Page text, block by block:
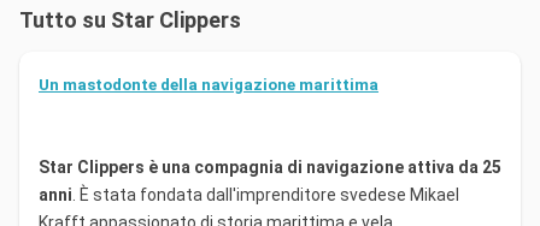
Tutto su Star Clippers
Un mastodonte della navigazione marittima
Star Clippers è una compagnia di navigazione attiva da 25
anni . È stata fondata dall'imprenditore svedese Mikael